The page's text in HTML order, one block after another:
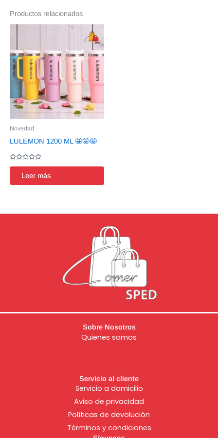
Productos relacionados
Novedad
LULEMON 1200 ML 🤩🤩🤩
Valorado
de
Leer más
Sobre Nosotros
Quienes somos
Servicio al cliente
Servicio a domicilio
Aviso de privacidad
Políticas de devolución
Términos y condiciones